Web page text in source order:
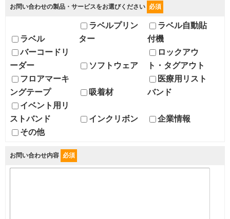
お問い合わせの製品・サービスをお選びください 必須
ラベル
ラベルプリン
ター
ラベル自動貼
付機
バーコードリ
ーダー
ソフトウェア
ロックアウ
ト・タグアウト
フロアマーキ
ングテープ
吸着材
医療用リスト
バンド
イベント用リ
ストバンド
インクリボン
企業情報
その他
お問い合わせ内容 必須